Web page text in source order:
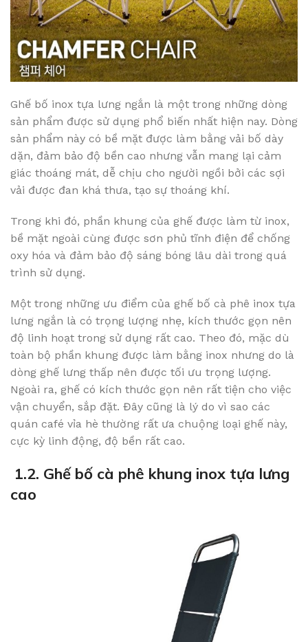
Ghế bố inox tựa lưng ngắn là một trong những dòng
sản phẩm được sử dụng phổ biến nhất hiện nay. Dòng
sản phẩm này có bề mặt được làm bằng vải bố dày
dặn, đảm bảo độ bền cao nhưng vẫn mang lại cảm
giác thoáng mát, dễ chịu cho người ngồi bởi các sợi
vải được đan khá thưa, tạo sự thoáng khí.
Trong khi đó, phần khung của ghế được làm từ inox,
bề mặt ngoài cùng được sơn phủ tĩnh điện để chống
oxy hóa và đảm bảo độ sáng bóng lâu dài trong quá
trình sử dụng.
Một trong những ưu điểm của ghế bố cà phê inox tựa
lưng ngắn là có trọng lượng nhẹ, kích thước gọn nên
độ linh hoạt trong sử dụng rất cao. Theo đó, mặc dù
toàn bộ phần khung được làm bằng inox nhưng do là
dòng ghế lưng thấp nên được tối ưu trọng lượng.
Ngoài ra, ghế có kích thước gọn nên rất tiện cho việc
vận chuyển, sắp đặt. Đây cũng là lý do vì sao các
quán café vỉa hè thường rất ưa chuộng loại ghế này,
cực kỳ linh động, độ bền rất cao.
1.2. Ghế bố cà phê khung inox tựa lưng
cao